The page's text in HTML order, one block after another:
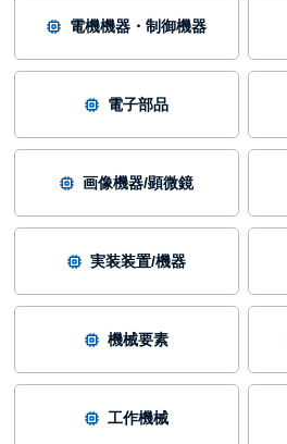
電機機器・制御機器
電子部品
画像機器/顕微鏡
実装装置/機器
機械要素
工作機械